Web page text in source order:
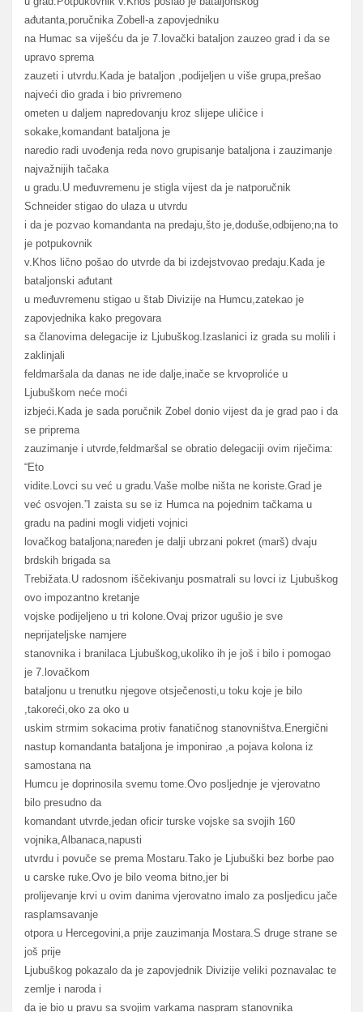
ađutanta,poručnika Zobell-a zapovjedniku
na Humac sa viješću da je 7.lovački bataljon zauzeo grad i da se
upravo sprema
zauzeti i utvrdu.Kada je bataljon ,podijeljen u više grupa,prešao
najveći dio grada i bio privremeno
ometen u daljem napredovanju kroz slijepe uličice i
sokake,komandant bataljona je
naredio radi uvođenja reda novo grupisanje bataljona i zauzimanje
najvažnijih tačaka
u gradu.U međuvremenu je stigla vijest da je natporučnik
Schneider stigao do ulaza u utvrdu
i da je pozvao komandanta na predaju,što je,doduše,odbijeno;na to
je potpukovnik
v.Khos lično pošao do utvrde da bi izdejstvovao predaju.Kada je
bataljonski ađutant
u međuvremenu stigao u štab Divizije na Humcu,zatekao je
zapovjednika kako pregovara
sa članovima delegacije iz Ljubuškog.Izaslanici iz grada su molili i
zaklinjali
feldmaršala da danas ne ide dalje,inače se krvoproliće u
Ljubuškom neće moći
izbjeći.Kada je sada poručnik Zobel donio vijest da je grad pao i da
se priprema
zauzimanje i utvrde,feldmaršal se obratio delegaciji ovim riječima:
“Eto
vidite.Lovci su već u gradu.Vaše molbe ništa ne koriste.Grad je
već osvojen.”I zaista su se iz Humca na pojednim tačkama u
gradu na padini mogli vidjeti vojnici
lovačkog bataljona;naređen je dalji ubrzani pokret (marš) dvaju
brdskih brigada sa
Trebižata.U radosnom iščekivanju posmatrali su lovci iz Ljubuškog
ovo impozantno kretanje
vojske podijeljeno u tri kolone.Ovaj prizor ugušio je sve
neprijateljske namjere
stanovnika i branilaca Ljubuškog,ukoliko ih je još i bilo i pomogao
je 7.lovačkom
bataljonu u trenutku njegove otsječenosti,u toku koje je bilo
,takoreći,oko za oko u
uskim strmim sokacima protiv fanatičnog stanovništva.Energični
nastup komandanta bataljona je imponirao ,a pojava kolona iz
samostana na
Humcu je doprinosila svemu tome.Ovo posljednje je vjerovatno
bilo presudno da
komandant utvrde,jedan oficir turske vojske sa svojih 160
vojnika,Albanaca,napusti
utvrdu i povuče se prema Mostaru.Tako je Ljubuški bez borbe pao
u carske ruke.Ovo je bilo veoma bitno,jer bi
prolijevanje krvi u ovim danima vjerovatno imalo za posljedicu jače
rasplamsavanje
otpora u Hercegovini,a prije zauzimanja Mostara.S druge strane se
još prije
Ljubuškog pokazalo da je zapovjednik Divizije veliki poznavalac te
zemlje i naroda i
da je bio u pravu sa svojim varkama naspram stanovnika